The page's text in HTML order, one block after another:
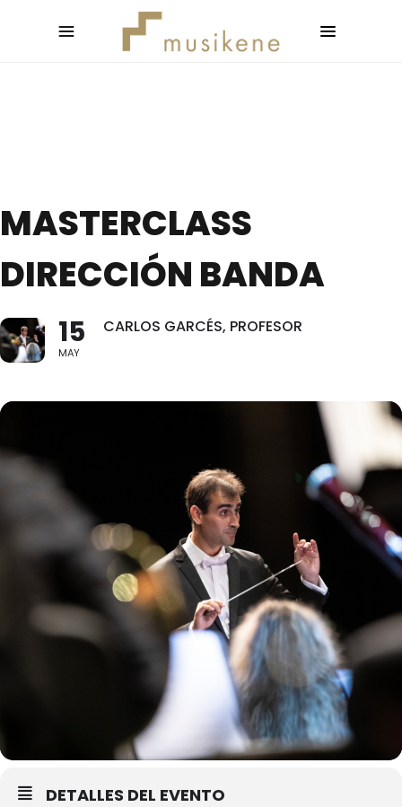
MASTERCLASS
DIRECCIÓN BANDA
15
MAY
CARLOS GARCÉS, PROFESOR
DETALLES DEL EVENTO